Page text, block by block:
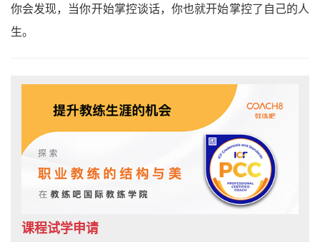
你会发现，当你开始掌控谈话，你也就开始掌控了自己的人
生。
课程试学申请